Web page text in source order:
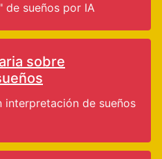
de sueños por IA
sobre
interpretación de sueños